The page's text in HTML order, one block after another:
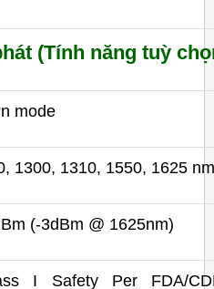
(Tính năng tuỳ
mode
1300, 1310, 1550, 1625
(-3dBm @ 1625nm)
I Safety Per FDA/